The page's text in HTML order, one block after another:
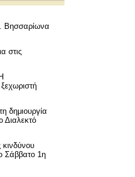
Βησσαρίωνα
στις
δημιουργία
Διαλεκτό
Σάββατο 1η